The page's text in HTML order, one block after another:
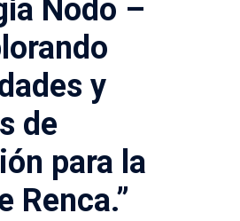
Nodo –
y
de
para la
Renca.”